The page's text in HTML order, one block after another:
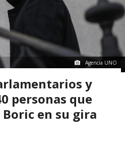
Agencia UNO
y
personas que
en su gira